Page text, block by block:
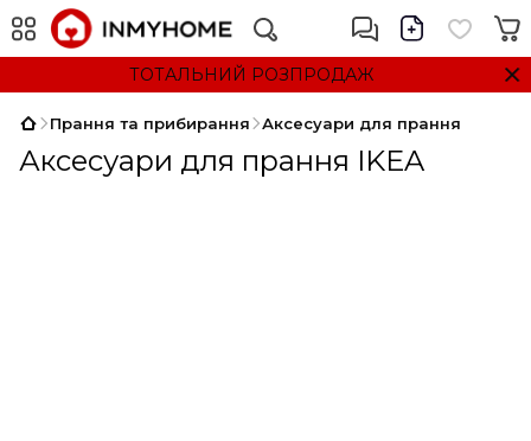
ТОТАЛЬНИЙ РОЗПРОДАЖ
Прання та прибирання Аксесуари для прання
Аксесуари для прання IKEA